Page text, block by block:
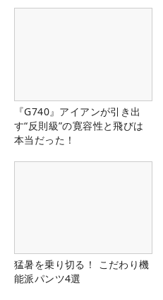
『G740』アイアンが引き出
す“反則級”の寛容性と飛びは
本当だった！
猛暑を乗り切る！ こだわり機
能派パンツ4選